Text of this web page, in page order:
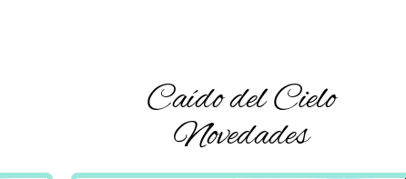
Caído del Cielo
Novedades